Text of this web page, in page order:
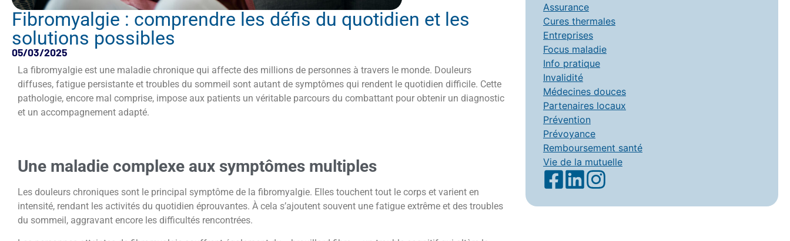
Fibromyalgie : comprendre les défis du quotidien et les
solutions possibles
05/03/2025
La fibromyalgie est une maladie chronique qui affecte des millions de personnes à travers le monde. Douleurs
diffuses, fatigue persistante et troubles du sommeil sont autant de symptômes qui rendent le quotidien difficile. Cette
pathologie, encore mal comprise, impose aux patients un véritable parcours du combattant pour obtenir un diagnostic
et un accompagnement adapté.
Une maladie complexe aux symptômes multiples
Les douleurs chroniques sont le principal symptôme de la fibromyalgie. Elles touchent tout le corps et varient en
intensité, rendant les activités du quotidien éprouvantes. À cela s’ajoutent souvent une fatigue extrême et des troubles
du sommeil, aggravant encore les difficultés rencontrées.
Assurance
Cures thermales
Entreprises
Focus maladie
Info pratique
Invalidité
Médecines douces
Partenaires locaux
Prévention
Prévoyance
Remboursement santé
Vie de la mutuelle